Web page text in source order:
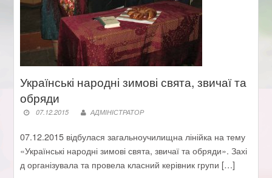
Українські народні зимові свята, звичаї та
обряди
07.12.2015 АДМІНІСТРАТОР
07.12.2015 відбулася загальноучилищна лінійка на тему
«Українські народні зимові свята, звичаї та обряди». Захі
д організувала та провела класний керівник групи […]